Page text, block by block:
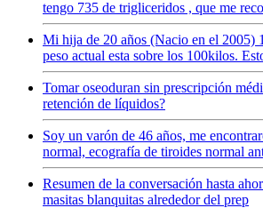
tengo 735 de trigliceridos , que me
Mi hija de 20 años (Nacio en el 2005)
peso actual esta sobre los 100kilos.
Tomar oseoduran sin prescripción
retención de líquidos?
Soy un varón de 46 años, me
normal, ecografía de tiroides normal
Resumen de la conversación hasta
masitas blanquitas alrededor del prep